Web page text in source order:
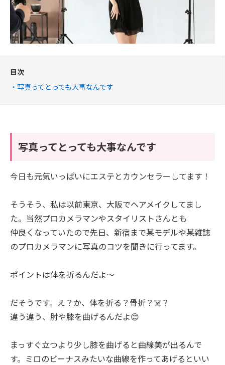
目次
写真ってとっても大事なんです
写真ってとっても大事なんです
今日も元気いっぱいにエステとカウンセラーしてます！
そうそう、私は以前東京、大阪でヘアメイクしてまし
た。当然プロカメラマンやスタイリストさんとも
仲良くなっていたので先日、新宿まで某モデルや某雑誌
のプロカメラマンに写真のコツを聞きに行ってます。
ポイントは体を折るんだよ〜
だそうです。え？か、体を折る？骨折？☠️？
違う違う、肘や膝を曲げるんだよ😊
まっすぐ立つより少し膝を曲げると曲線美が出るんで
す。ミロのビーナスみたいな曲線を作ってあげるといい